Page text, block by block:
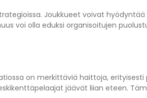
Joukkueet voivat
voi olla eduksi organisoitujen
on merkittäviä haittoja, erityisesti
jäävät liian eteen.